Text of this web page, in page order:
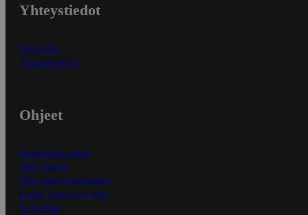
Yhteystiedot
Myymälät
Asiakaspalvelu
Ohjeet
Ensitilaajan ohjeet
Näin maksat
Näin tilaat ja muokkaat
Kaikki ohjeet ja vinkit
In English